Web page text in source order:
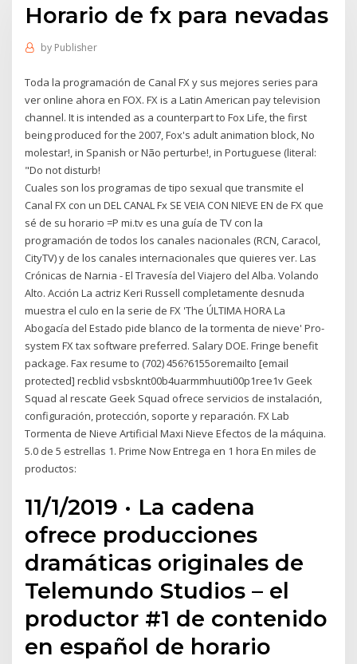
Horario de fx para nevadas
by Publisher
Toda la programación de Canal FX y sus mejores series para
ver online ahora en FOX. FX is a Latin American pay television
channel. It is intended as a counterpart to Fox Life, the first
being produced for the 2007, Fox's adult animation block, No
molestar!, in Spanish or Não perturbe!, in Portuguese (literal:
"Do not disturb!
Cuales son los programas de tipo sexual que transmite el
Canal FX con un DEL CANAL Fx SE VEIA CON NIEVE EN de FX que
sé de su horario =P mi.tv es una guía de TV con la
programación de todos los canales nacionales (RCN, Caracol,
CityTV) y de los canales internacionales que quieres ver. Las
Crónicas de Narnia - El Travesía del Viajero del Alba. Volando
Alto. Acción La actriz Keri Russell completamente desnuda
muestra el culo en la serie de FX 'The ÚLTIMA HORA La
Abogacía del Estado pide blanco de la tormenta de nieve' Pro-
system FX tax software preferred. Salary DOE. Fringe benefit
package. Fax resume to (702) 456?6155oremailto [email
protected] recblid vsbsknt00b4uarmmhuuti00p1ree1v Geek
Squad al rescate Geek Squad ofrece servicios de instalación,
configuración, protección, soporte y reparación. FX Lab
Tormenta de Nieve Artificial Maxi Nieve Efectos de la máquina.
5.0 de 5 estrellas 1. Prime Now Entrega en 1 hora En miles de
productos:
11/1/2019 · La cadena
ofrece producciones
dramáticas originales de
Telemundo Studios – el
productor #1 de contenido
en español de horario